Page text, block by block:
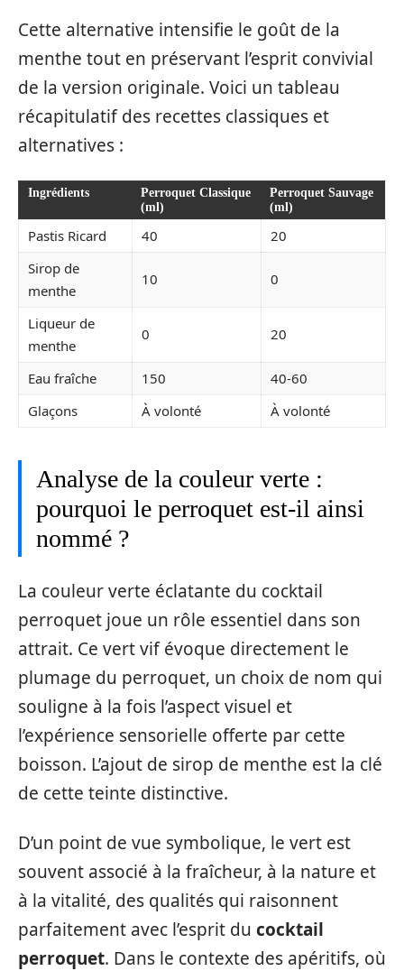
Cette alternative intensifie le goût de la
menthe tout en préservant l’esprit convivial
de la version originale. Voici un tableau
récapitulatif des recettes classiques et
alternatives :
Ingrédients
Perroquet Classique
(ml)
Perroquet Sauvage
(ml)
Pastis Ricard 40
20
Sirop de
menthe
10 0
Liqueur de
menthe
0 20
Eau fraîche 150
40-60
Glaçons
À volonté À volonté
Analyse de la couleur verte :
pourquoi le perroquet est-il ainsi
nommé ?
La couleur verte éclatante du cocktail
perroquet joue un rôle essentiel dans son
attrait. Ce vert vif évoque directement le
plumage du perroquet, un choix de nom qui
souligne à la fois l’aspect visuel et
l’expérience sensorielle offerte par cette
boisson. L’ajout de sirop de menthe est la clé
de cette teinte distinctive.
D’un point de vue symbolique, le vert est
souvent associé à la fraîcheur, à la nature et
à la vitalité, des qualités qui raisonnent
parfaitement avec l’esprit du cocktail
perroquet. Dans le contexte des apéritifs, où